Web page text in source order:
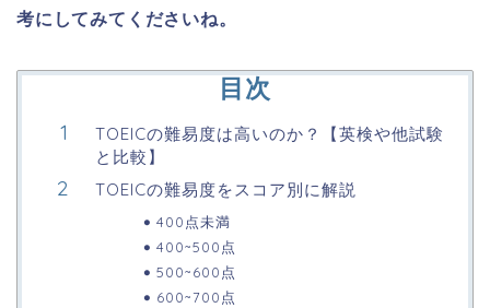
考にしてみてくださいね。
目次
TOEICの難易度は高いのか？【英検や他試験
と比較】
TOEICの難易度をスコア別に解説
400点未満
400~500点
500~600点
600~700点